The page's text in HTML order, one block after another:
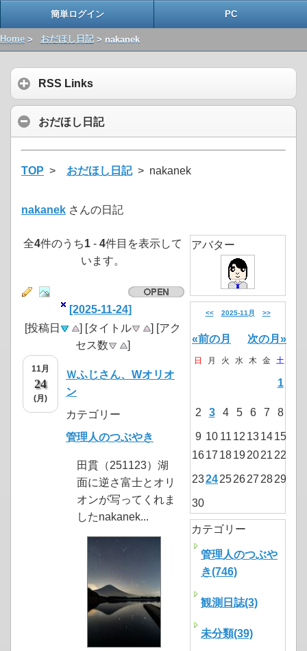
簡単ログイン PC
Home > おだほし日記> nakanek
RSS Links
おだほし日記
TOP > おだほし日記> nakanek
nakanek さんの日記
全4件のうち1 - 4件目を表示して
います。
[2025-11-24]
[投稿日
] [タイトル
] [アク
セス数
]
11月
24
(月)
Ｗふじさん、Wオリオ
ン
カテゴリー
管理人のつぶやき
田貫（251123）湖
面に逆さ富士とオリ
オンが写ってくれま
したnakanek...
アバター
<< 2025-11月 >>
«前の月 次の月»
日 月 火 水 木 金 土
1
2 3 4 5 6 7 8
9 10 11 12 131415
1617 18192021 22
2324252627 2829
30
カテゴリー
管理人のつぶや
き(746)
観測日誌(3)
未分類(39)